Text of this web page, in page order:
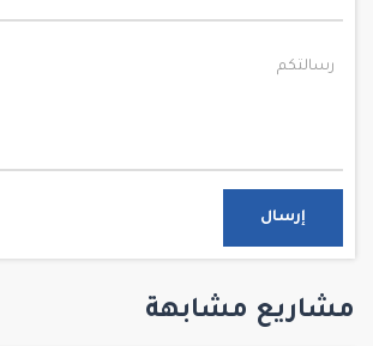
إرسال
مشاريع مشابهة